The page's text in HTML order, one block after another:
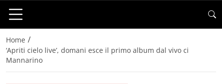
Home /
‘Apriti cielo live’, domani esce il primo album dal vivo ci
Mannarino